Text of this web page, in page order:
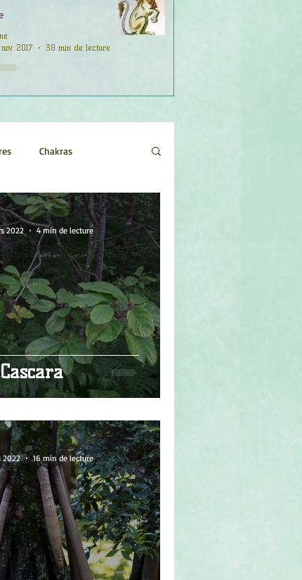
2017
38 min de lecture
Chakras
Evénements
Objets de pouvoir
2022
4 min de lecture
2022
16 min de lecture